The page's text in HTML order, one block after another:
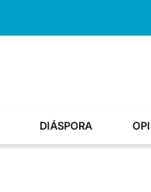
DIÁSPORA